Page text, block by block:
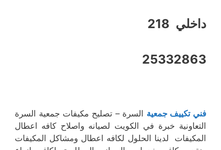
داخلي 218
25332863
فني تكييف جمعية السرة – تصليح مكيفات جمعية السرة
التعاونية خبرة في الكويت لصيانه واصلاح كافه اعطال
المكيفات لدينا الحلول لكافه اعطال ومشاكل المكيفات